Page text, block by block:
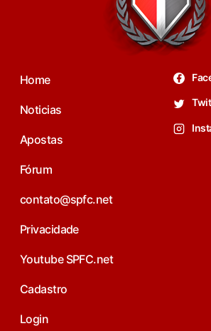
Home
Noticias
Apostas
Fórum
contato@spfc.net
Privacidade
Youtube SPFC.net
Cadastro
Login